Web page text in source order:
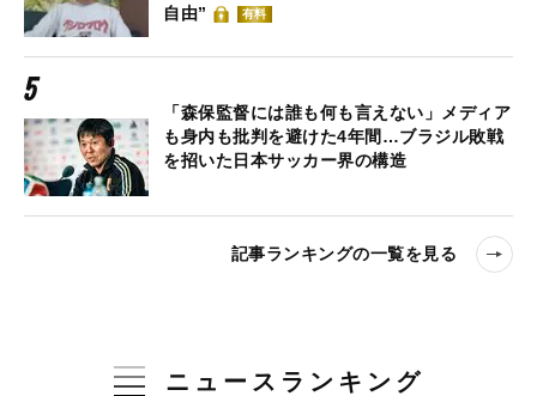
自由”
有料
「森保監督には誰も何も言えない」メディア
も身内も批判を避けた4年間…ブラジル敗戦
を招いた日本サッカー界の構造
記事ランキングの一覧を見る
ニュースランキング